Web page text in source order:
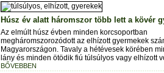
Húsz év alatt háromszor több lett a kövér
Az elmúlt húsz évben minden korcsoportban
megháromszorozódott az elhízott gyermekek
Magyarországon. Tavaly a hétévesek körében
lány és minden ötödik fiú túlsúlyos vagy elhízott
BŐVEBBEN